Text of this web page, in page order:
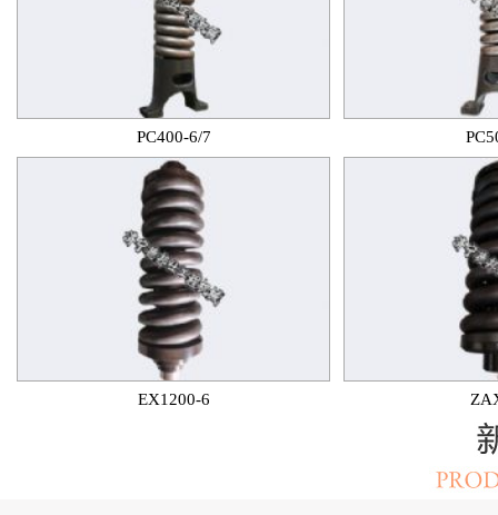
PC400-6/7
EX1200-6